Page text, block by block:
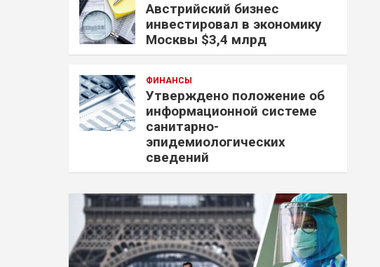
Австрийский бизнес
инвестировал в экономику
Москвы $3,4 млрд
ФИНАНСЫ
Утверждено положение об
информационной системе
санитарно-
эпидемиологических
сведений